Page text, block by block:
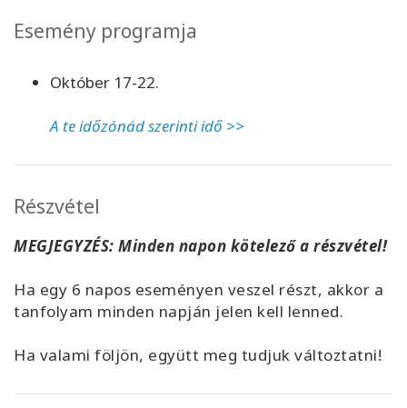
Esemény programja
Október 17-22.
A te időzónád szerinti idő >>
Részvétel
MEGJEGYZÉS: Minden napon kötelező a részvétel!
Ha egy 6 napos eseményen veszel részt, akkor a
tanfolyam minden napján jelen kell lenned.
Ha valami följön, együtt meg tudjuk változtatni!